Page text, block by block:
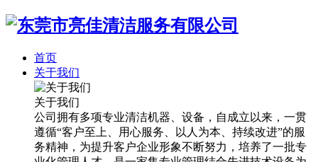
首页
关于我们
关于我们
公司拥有多项专业清洁机器、设备，自成立以来，一贯
遵循“客户至上、用心服务、以人为本、持续改进”的服
务精神，为提升客户企业形象不断努力，培养了一批专